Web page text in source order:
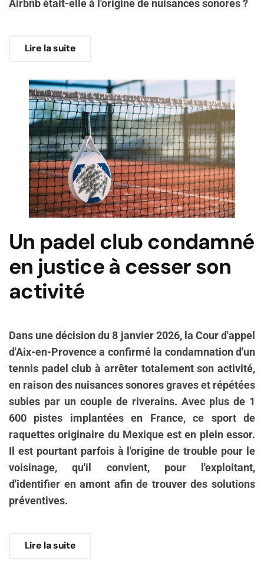
Airbnb était-elle à l'origine de nuisances sonores ?
Lire la suite
Un padel club condamné
en justice à cesser son
activité
Dans une décision du 8 janvier 2026, la Cour d'appel
d'Aix-en-Provence a confirmé la condamnation d'un
tennis padel club à arrêter totalement son activité,
en raison des nuisances sonores graves et répétées
subies par un couple de riverains. Avec plus de 1
600 pistes implantées en France, ce sport de
raquettes originaire du Mexique est en plein essor.
Il est pourtant parfois à l'origine de trouble pour le
voisinage, qu'il convient, pour l'exploitant,
d'identifier en amont afin de trouver des solutions
préventives.
Lire la suite